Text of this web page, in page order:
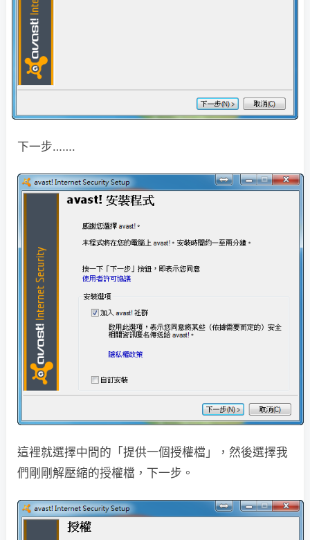
下一步…….
這裡就選擇中間的「提供一個授權檔」，然後選擇我
們剛剛解壓縮的授權檔，下一步。